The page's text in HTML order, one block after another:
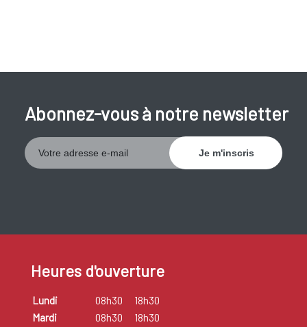
Abonnez-vous à notre newsletter
Heures d'ouverture
Lundi 08h30
18h30
Mardi
08h30
18h30